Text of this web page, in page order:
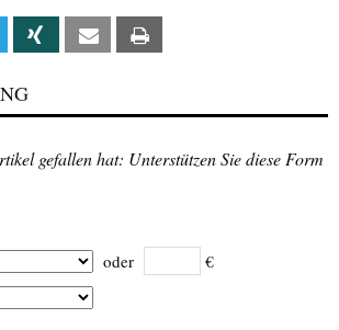
Linkedin Xing Email
gefallen hat: Unterstützen Sie diese Form
oder €